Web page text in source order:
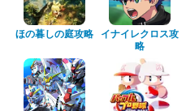
ほの暮しの庭攻略
イナイレクロス攻
略